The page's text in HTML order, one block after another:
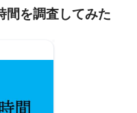
間を調査してみた